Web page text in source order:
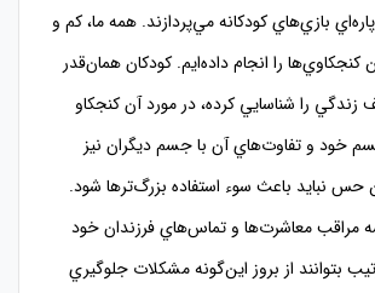
بازي‌هاي كودكانه مي‌پردازند. همه ما، كم و
را انجام داده‌ايم. كودكان همان‌قدر
را شناسايي كرده، در مورد آن كنجكاو
خود و تفاوت‌هاي آن با جسم ديگران نيز
حس نبايد باعث سوء استفاده بزرگ‌ترها شود.
مراقب معاشرت‌ها و تماس‌هاي فرزندان خود
بتوانند از بروز اين‌گونه مشكلات جلوگيري